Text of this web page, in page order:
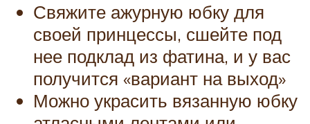
Свяжите ажурную юбку для
своей принцессы, сшейте под
нее подклад из фатина, и у вас
получится «вариант на выход»
Можно украсить вязанную юбку